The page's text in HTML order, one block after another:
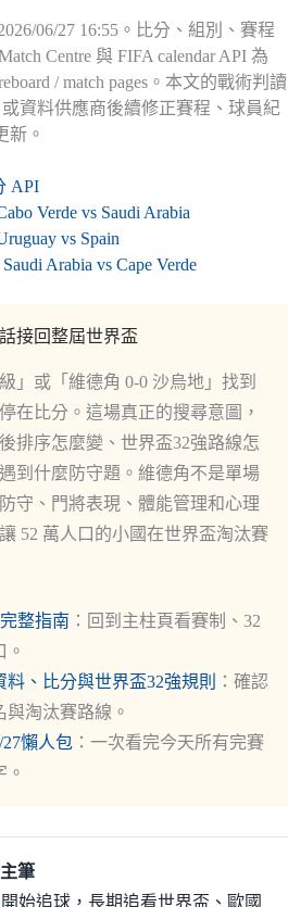
06/27 16:55。比分、組別、賽程
Centre 與 FIFA calendar API 為
/ match pages。本文的戰術判讀
資料供應商後續修正賽程、球員紀
新。
API
Verde vs Saudi Arabia
vs Spain
Arabia vs Cape Verde
接回整屆世界盃
」或「維德角 0-0 沙烏地」找到
在比分。這場真正的搜尋意圖，
排序怎麼變、世界盃32強路線怎
到什麼防守題。維德角不是單場
守、門將表現、體能管理和心理
52 萬人口的小國在世界盃淘汰賽
整指南 ：回到主柱頁看賽制、32
料、比分與世界盃32強規則
：確認
淘汰賽路線。
懶人包 ：一次看完今天所有完賽
。
筆
始追球，長期追看世界盃、歐國